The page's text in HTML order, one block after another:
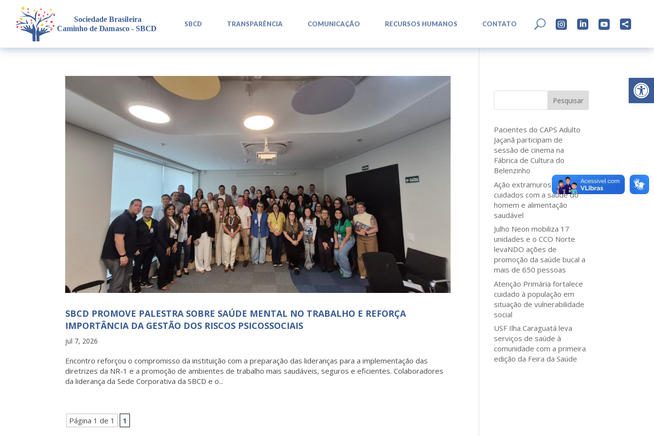
Abrir
SBCD TRANSPARÊNCIA COMUNICAÇÃO RECURSOS HUMANOS CONTATO U    
SBCD PROMOVE PALESTRA SOBRE SAÚDE MENTAL NO TRABALHO E REFORÇA
IMPORTÂNCIA DA GESTÃO DOS RISCOS PSICOSSOCIAIS
jul 7, 2026
Encontro reforçou o compromisso da instituição com a preparação das lideranças para a implementação das
diretrizes da NR-1 e a promoção de ambientes de trabalho mais saudáveis, seguros e eficientes. Colaboradores
da liderança da Sede Corporativa da SBCD e o...
Página 1 de 1 1
Pesquisar
Pacientes do CAPS Adulto
Jaçanã participam de
sessão de cinema na
Fábrica de Cultura do
Belenzinho
Ação extramuros reforça
cuidados com a saúde do
homem e alimentação
saudável
Julho Neon mobiliza 17
unidades e o CCO Norte
levaNDO ações de
promoção da saúde bucal a
mais de 650 pessoas
Atenção Primária fortalece
cuidado à população em
situação de vulnerabilidade
social
USF Ilha Caraguatá leva
serviços de saúde à
comunidade com a primeira
edição da Feira da Saúde